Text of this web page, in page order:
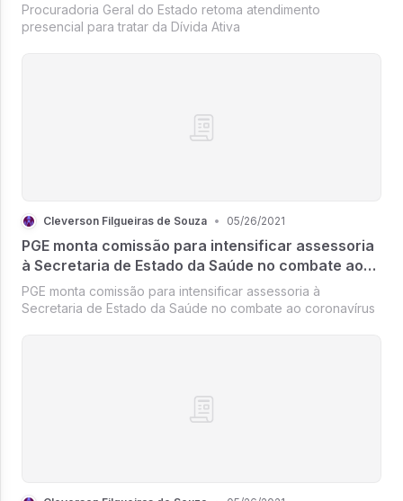
Procuradoria Geral do Estado retoma atendimento
presencial para tratar da Dívida Ativa
Cleverson Filgueiras de Souza • 05/26/2021
PGE monta comissão para intensificar assessoria
à Secretaria de Estado da Saúde no combate ao
coronavírus
PGE monta comissão para intensificar assessoria à
Secretaria de Estado da Saúde no combate ao coronavírus